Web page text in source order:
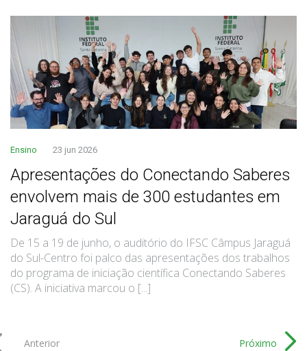
Ensino 23 jun 2026
Apresentações do Conectando Saberes
envolvem mais de 300 estudantes em
Jaraguá do Sul
De 15 a 19 de junho, o auditório do IFSC Câmpus Jaraguá
do Sul-Centro foi palco das apresentações dos trabalhos
do programa de iniciação científica Conectando Saberes
(CS). A iniciativa marcou o [...]
Anterior Próximo